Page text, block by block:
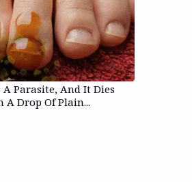
A Parasite, And It Dies
A Drop Of Plain...